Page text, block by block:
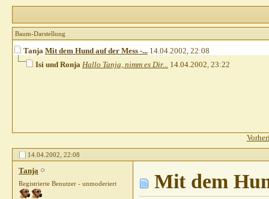
Baum-Darstellung
Tanja Mit dem Hund auf der Mess -... 14.04.2002, 22:08
Isi und Ronja Hallo Tanja, nimm es Dir... 14.04.2002, 23:22
14.04.2002, 22:08
Tanja
Registrierte Benutzer - unmoderiert Mit dem